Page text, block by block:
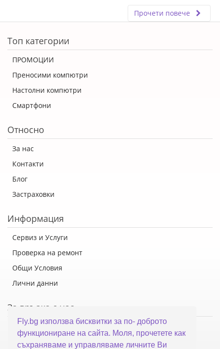
Fly.bg използва бисквитки за по- доброто
функциониране на сайта. Моля, прочетете как
съхраняваме и управляваме личните Ви
Прочети повече
Топ категории
ПРОМОЦИИ
Преносими компютри
Настолни компютри
Смартфони
Относно
За нас
Контакти
Блог
Застраховки
Информация
Сервиз и Услуги
Проверка на ремонт
Общи Условия
Лични данни
За връзка с нас
Флай Систем ООД
гр. Варна, ул. Каймакчалан 10А